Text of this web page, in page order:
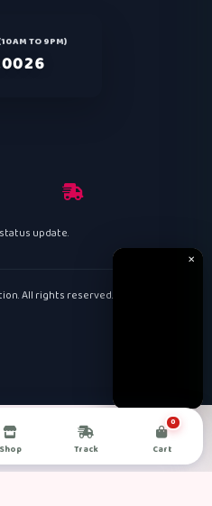
✕
Shop Track
0
Cart
TO 9PM)
update.
All rights reserved.